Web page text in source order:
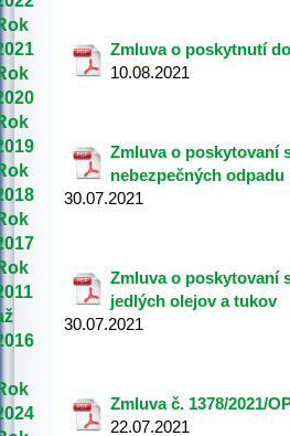
Zmluva o poskytnutí
10.08.2021
Zmluva o poskytovaní
nebezpečných odpadu
30.07.2021
Zmluva o poskytovaní
jedlých olejov a tukov
30.07.2021
Zmluva č. 1378/2021/
22.07.2021